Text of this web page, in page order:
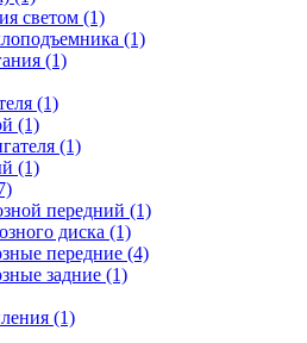
светом (1)
(1)
(1)
(1)
(1)
(1)
(1)
передний (1)
диска (1)
передние (4)
задние (1)
(1)